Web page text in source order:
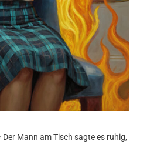
Der Mann am Tisch sagte es ruhig,